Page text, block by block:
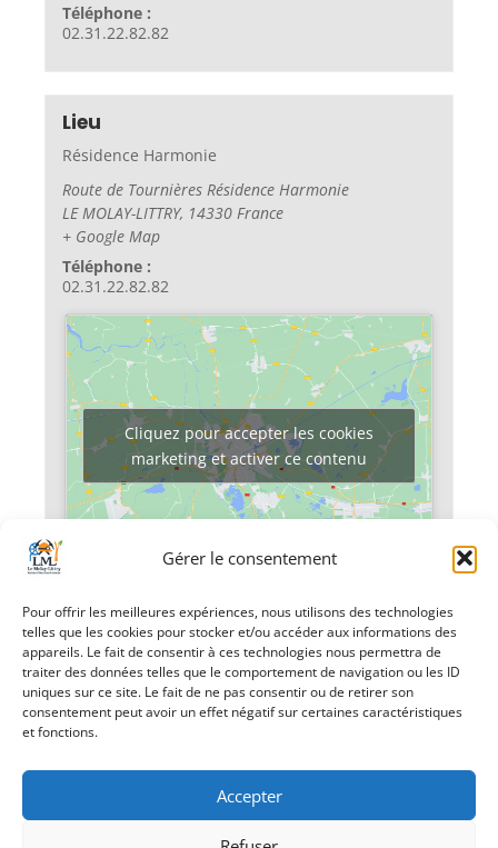
Gérer le consentement
Pour offrir les meilleures expériences, nous utilisons des technologies
telles que les cookies pour stocker et/ou accéder aux informations des
appareils. Le fait de consentir à ces technologies nous permettra de
traiter des données telles que le comportement de navigation ou les ID
uniques sur ce site. Le fait de ne pas consentir ou de retirer son
consentement peut avoir un effet négatif sur certaines caractéristiques
et fonctions.
Accepter
Téléphone :
02.31.22.82.82
Lieu
Résidence Harmonie
Route de Tournières Résidence Harmonie
LE MOLAY-LITTRY, 14330 France
+ Google Map
Téléphone :
02.31.22.82.82
Cliquez pour accepter les cookies
marketing et activer ce contenu
«Concert de la
Sainte Cécile
Marché de Noël»